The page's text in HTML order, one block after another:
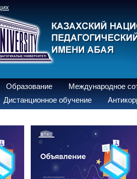
Образование
Международное
Дистанционное обучение